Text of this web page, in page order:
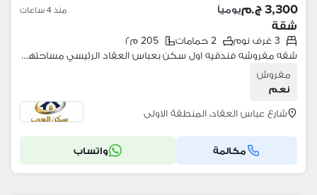
3,300 ج.م يومياً منذ 4 ساعات
شقة
3 غرف نوم 2 حمامات
205 م٢
شقه مفروشه فندقيه اول سكن بعباس العقاد الرئيسي مساحتها 205 متر مكيفه معقمة بها انترنت مجاني ايجار يومي وشهري من المالك مباشره
مفروش
نعم
شارع عباس العقاد، المنطقة الاولى
مكالمة واتساب